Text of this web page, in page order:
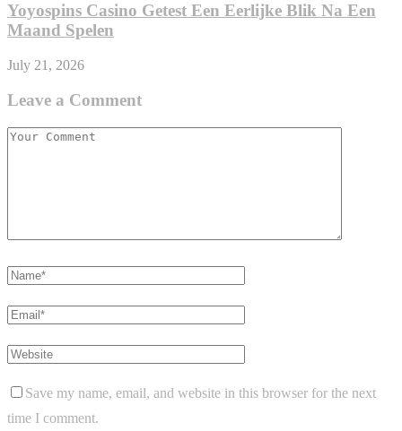
Yoyospins Casino Getest Een Eerlijke Blik Na Een
Maand Spelen
July 21, 2026
Leave a Comment
Save my name, email, and website in this browser for the next
time I comment.